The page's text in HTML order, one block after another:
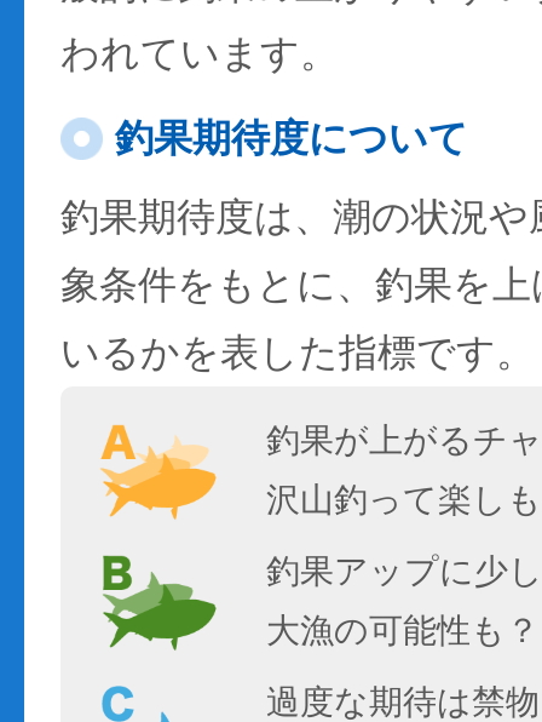
われています。
釣果期待度について
釣果期待度は、潮の状況
象条件をもとに、釣果を
いるかを表した指標です。
釣果が上がるチ
沢山釣って楽し
釣果アップに少
大漁の可能性も？
過度な期待は禁